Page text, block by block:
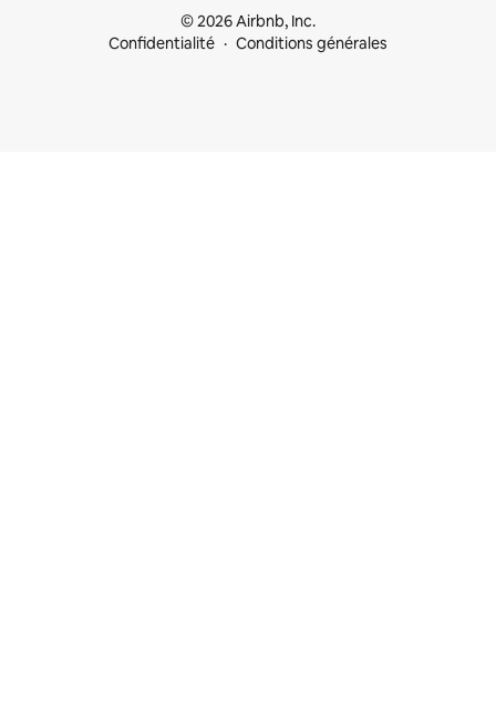
© 2026 Airbnb, Inc.
Confidentialité
Conditions générales